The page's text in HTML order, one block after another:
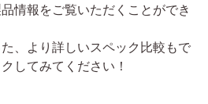
情報をご覧いただくことができ
、より詳しいスペック比較もで
してみてください！